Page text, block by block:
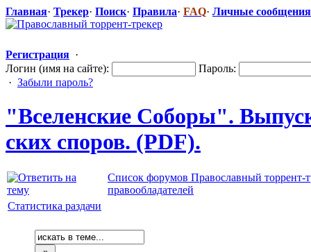
Главная· Трекер· Поиск· Правила· FAQ· Личные сообщения
Регистрация ·
Логин (имя на сайте):
Пароль:
· Забыли пароль?
"Вселенс​кие Соборы".
ских споров. (PDF).
Список форумов Православный торрент-
правообладателей
Статистика раздачи